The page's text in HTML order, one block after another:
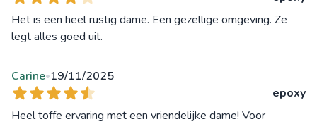
Het is een heel rustig dame. Een gezellige omgeving. Ze
legt alles goed uit.
Carine•19/11/2025
epoxy
Heel toffe ervaring met een vriendelijke dame! Voor